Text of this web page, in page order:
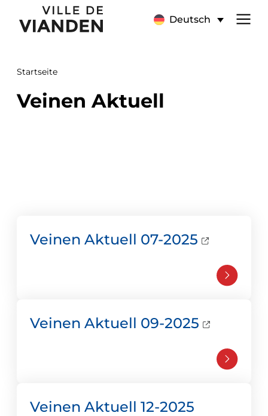
Veinen
Aktuell
Deutsch
Hauptnavigationsmenü
Startseite
Veinen Aktuell
Veinen Aktuell 07-2025
Veinen Aktuell 09-2025
Veinen Aktuell 12-2025